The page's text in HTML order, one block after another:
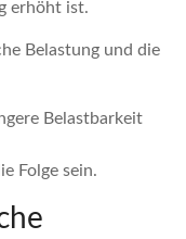
erhöht ist.
Belastung und die
Belastbarkeit
Folge sein.